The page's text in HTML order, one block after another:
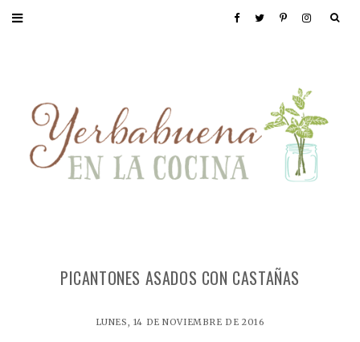
PICANTONES ASADOS CON CASTAÑAS
LUNES, 14 DE NOVIEMBRE DE 2016